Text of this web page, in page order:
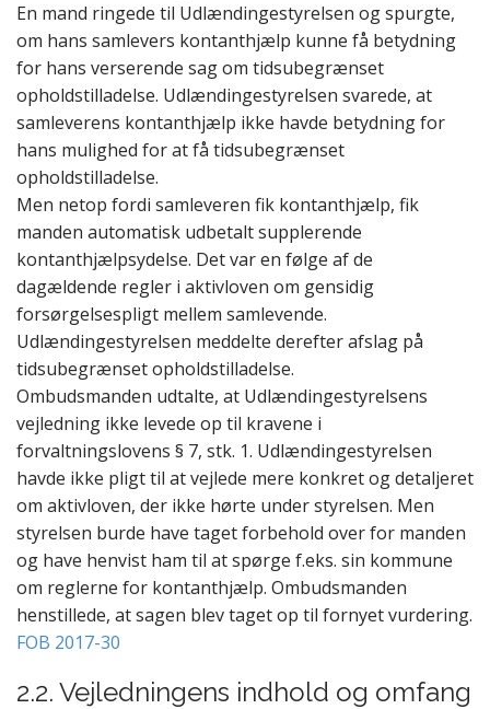
En mand ringede til Udlændingestyrelsen og spurgte,
om hans samlevers kontanthjælp kunne få betydning
for hans verserende sag om tidsubegrænset
opholdstilladelse. Udlændingestyrelsen svarede, at
samleverens kontanthjælp ikke havde betydning for
hans mulighed for at få tidsubegrænset
opholdstilladelse.
Men netop fordi samleveren fik kontanthjælp, fik
manden automatisk udbetalt supplerende
kontanthjælpsydelse. Det var en følge af de
dagældende regler i aktivloven om gensidig
forsørgelsespligt mellem samlevende.
Udlændingestyrelsen meddelte derefter afslag på
tidsubegrænset opholdstilladelse.
Ombudsmanden udtalte, at Udlændingestyrelsens
vejledning ikke levede op til kravene i
forvaltningslovens § 7, stk. 1. Udlændingestyrelsen
havde ikke pligt til at vejlede mere konkret og detaljeret
om aktivloven, der ikke hørte under styrelsen. Men
styrelsen burde have taget forbehold over for manden
og have henvist ham til at spørge f.eks. sin kommune
om reglerne for kontanthjælp. Ombudsmanden
henstillede, at sagen blev taget op til fornyet vurdering.
FOB 2017-30
2.2. Vejledningens indhold og omfang